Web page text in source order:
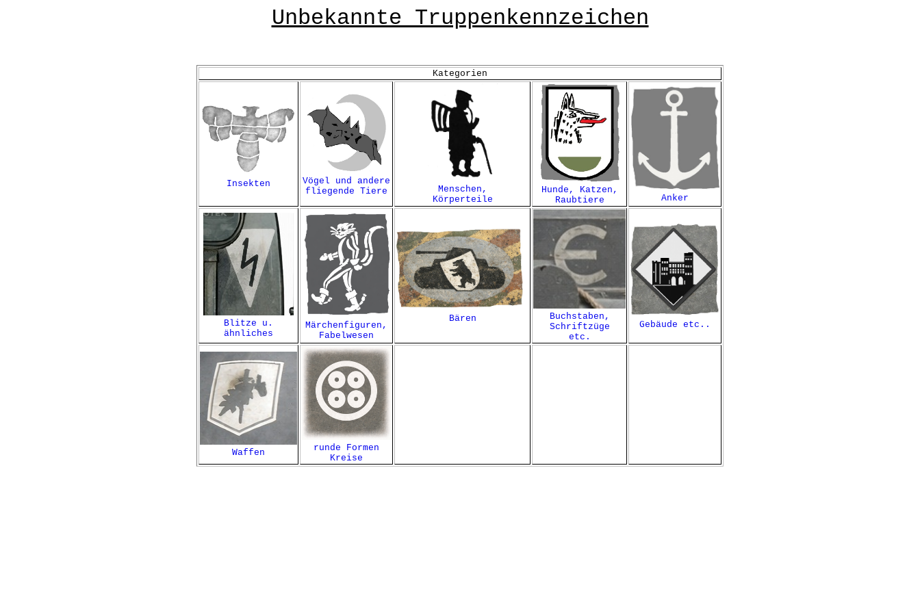
Unbekannte Truppenkennzeichen
Kategorien
Insekten
Vögel und andere
fliegende Tiere
Menschen,
Körperteile
Hunde, Katzen,
Raubtiere
Anker
Blitze u.
ähnliches
Märchenfiguren,
Fabelwesen
Bären
Buchstaben,
Schriftzüge
etc.
Gebäude etc..
Waffen
runde Formen
Kreise